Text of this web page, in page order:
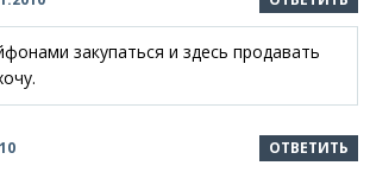
закупаться и здесь продавать
ОТВЕТИТЬ